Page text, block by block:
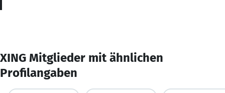
XING Mitglieder mit ähnlichen
Profilangaben